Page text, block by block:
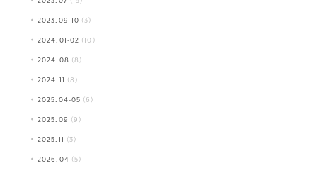
2023.09-10 (3)
2024.01-02 (10)
2024.08 (8)
2024.11 (8)
2025.04-05 (6)
2025.09 (9)
2025.11 (3)
2026.04 (5)